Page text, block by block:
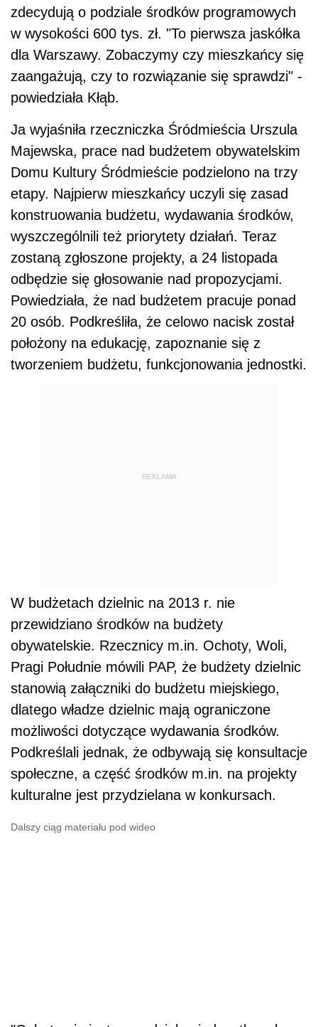
zdecydują o podziale środków programowych
w wysokości 600 tys. zł. "To pierwsza jaskółka
dla Warszawy. Zobaczymy czy mieszkańcy się
zaangażują, czy to rozwiązanie się sprawdzi" -
powiedziała Kłąb.
Ja wyjaśniła rzeczniczka Śródmieścia Urszula
Majewska, prace nad budżetem obywatelskim
Domu Kultury Śródmieście podzielono na trzy
etapy. Najpierw mieszkańcy uczyli się zasad
konstruowania budżetu, wydawania środków,
wyszczególnili też priorytety działań. Teraz
zostaną zgłoszone projekty, a 24 listopada
odbędzie się głosowanie nad propozycjami.
Powiedziała, że nad budżetem pracuje ponad
20 osób. Podkreśliła, że celowo nacisk został
położony na edukację, zapoznanie się z
tworzeniem budżetu, funkcjonowania jednostki.
REKLAMA
W budżetach dzielnic na 2013 r. nie
przewidziano środków na budżety
obywatelskie. Rzecznicy m.in. Ochoty, Woli,
Pragi Południe mówili PAP, że budżety dzielnic
stanowią załączniki do budżetu miejskiego,
dlatego władze dzielnic mają ograniczone
możliwości dotyczące wydawania środków.
Podkreślali jednak, że odbywają się konsultacje
społeczne, a część środków m.in. na projekty
kulturalne jest przydzielana w konkursach.
Dalszy ciąg materiału pod wideo